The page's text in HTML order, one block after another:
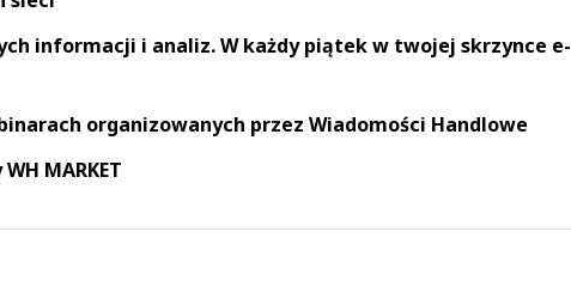
informacji i analiz. W każdy piątek w twojej skrzynce e-
organizowanych przez Wiadomości Handlowe
MARKET